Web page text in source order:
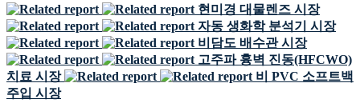
현미경 대물렌즈 시장
자동 생화학 분석기 시장
비담도 배수관 시장
고주파 흉벽 진동(HFCWO)
치료 시장
비 PVC 소프트백
주입 시장